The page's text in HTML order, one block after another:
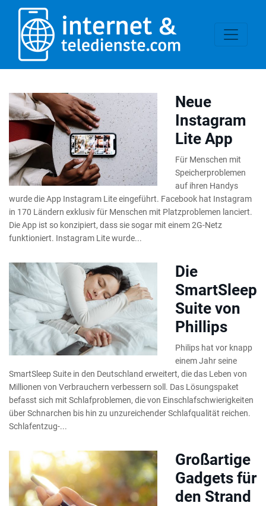
Neue
Instagram
Lite App
Für Menschen mit
Speicherproblemen
auf ihren Handys
wurde die App Instagram Lite eingeführt. Facebook hat Instagram
in 170 Ländern exklusiv für Menschen mit Platzproblemen lanciert.
Die App ist so konzipiert, dass sie sogar mit einem 2G-Netz
funktioniert. Instagram Lite wurde...
Die
SmartSleep
Suite von
Phillips
Philips hat vor knapp
einem Jahr seine
SmartSleep Suite in den Deutschland erweitert, die das Leben von
Millionen von Verbrauchern verbessern soll. Das Lösungspaket
befasst sich mit Schlafproblemen, die von Einschlafschwierigkeiten
über Schnarchen bis hin zu unzureichender Schlafqualität reichen.
Schlafentzug-...
Großartige
Gadgets für
den Strand